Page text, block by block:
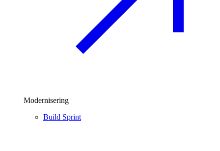
Modernisering
Build Sprint